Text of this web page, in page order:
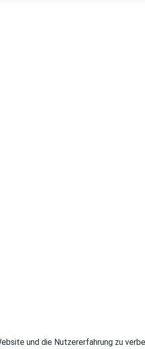
und die Nutzererfahrung zu